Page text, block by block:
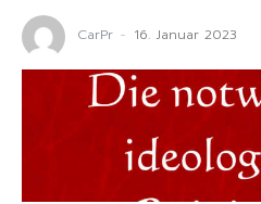
CarPr - 16. Januar 2023